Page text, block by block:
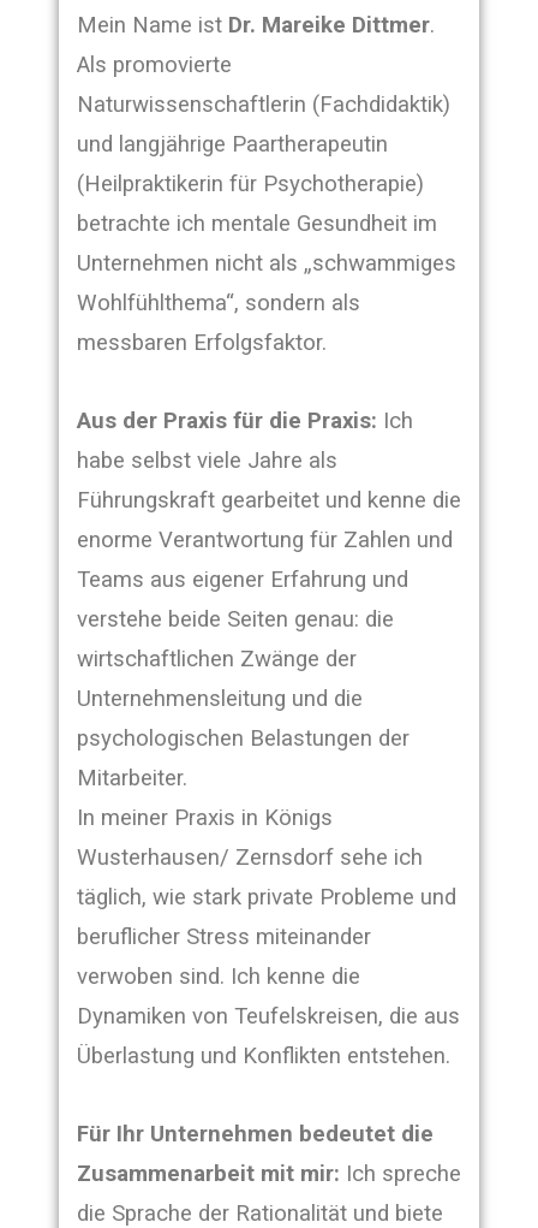
Mein Name ist Dr. Mareike Dittmer.
Als promovierte
Naturwissenschaftlerin (Fachdidaktik)
und langjährige Paartherapeutin
(Heilpraktikerin für Psychotherapie)
betrachte ich mentale Gesundheit im
Unternehmen nicht als „schwammiges
Wohlfühlthema“, sondern als
messbaren Erfolgsfaktor.
Aus der Praxis für die Praxis: Ich
habe selbst viele Jahre als
Führungskraft gearbeitet und kenne die
enorme Verantwortung für Zahlen und
Teams aus eigener Erfahrung und
verstehe beide Seiten genau: die
wirtschaftlichen Zwänge der
Unternehmensleitung und die
psychologischen Belastungen der
Mitarbeiter.
In meiner Praxis in Königs
Wusterhausen/ Zernsdorf sehe ich
täglich, wie stark private Probleme und
beruflicher Stress miteinander
verwoben sind. Ich kenne die
Dynamiken von Teufelskreisen, die aus
Überlastung und Konflikten entstehen.
Für Ihr Unternehmen bedeutet die
Zusammenarbeit mit mir: Ich spreche
die Sprache der Rationalität und biete